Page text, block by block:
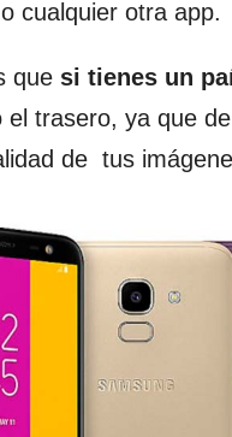
o cualquier otra app.
que si tienes un
el trasero, ya que
de tus